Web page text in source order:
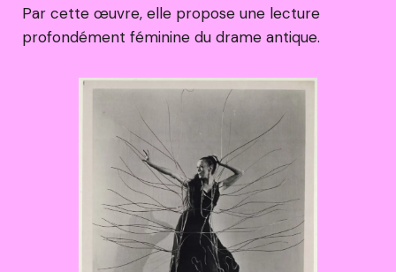
Par cette œuvre, elle propose une lecture
profondément féminine du drame antique.